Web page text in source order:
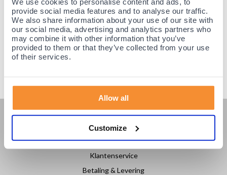
provide social media features and to analyse our traffic.
We also share information about your use of our site with
our social media, advertising and analytics partners who
may combine it with other information that you’ve
provided to them or that they’ve collected from your use
of their services.
Allow all
Customize
KLANTENSERVICE
Veelgestelde vragen
Klantenservice
Betaling & Levering